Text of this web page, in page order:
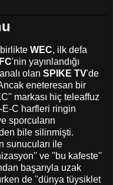
WEC, ilk defa
'nin yayınlandığı
olan SPIKE TV'de
eneteresan bir
markası hiç teleaffuz
C harfleri ringin
sporcuların
bile silinmişti.
sunucuları ile
ve ''bu kafeste''
başarıyla uzak
de ''dünya tüysiklet